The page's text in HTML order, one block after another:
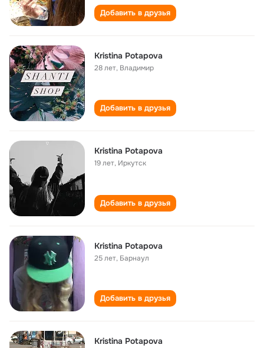
Добавить в друзья
Kristina Potapova
28 лет, Владимир
Добавить в друзья
Kristina Potapova
19 лет, Иркутск
Добавить в друзья
Kristina Potapova
25 лет, Барнаул
Добавить в друзья
Kristina Potapova